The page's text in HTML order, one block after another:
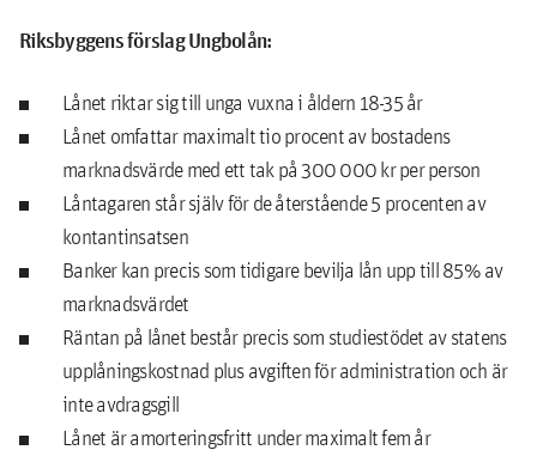
Riksbyggens förslag Ungbolån:
Lånet riktar sig till unga vuxna i åldern 18-35 år
Lånet omfattar maximalt tio procent av bostadens
marknadsvärde med ett tak på 300 000 kr per person
Låntagaren står själv för de återstående 5 procenten av
kontantinsatsen
Banker kan precis som tidigare bevilja lån upp till 85% av
marknadsvärdet
Räntan på lånet består precis som studiestödet av statens
upplåningskostnad plus avgiften för administration och är
inte avdragsgill
Lånet är amorteringsfritt under maximalt fem år